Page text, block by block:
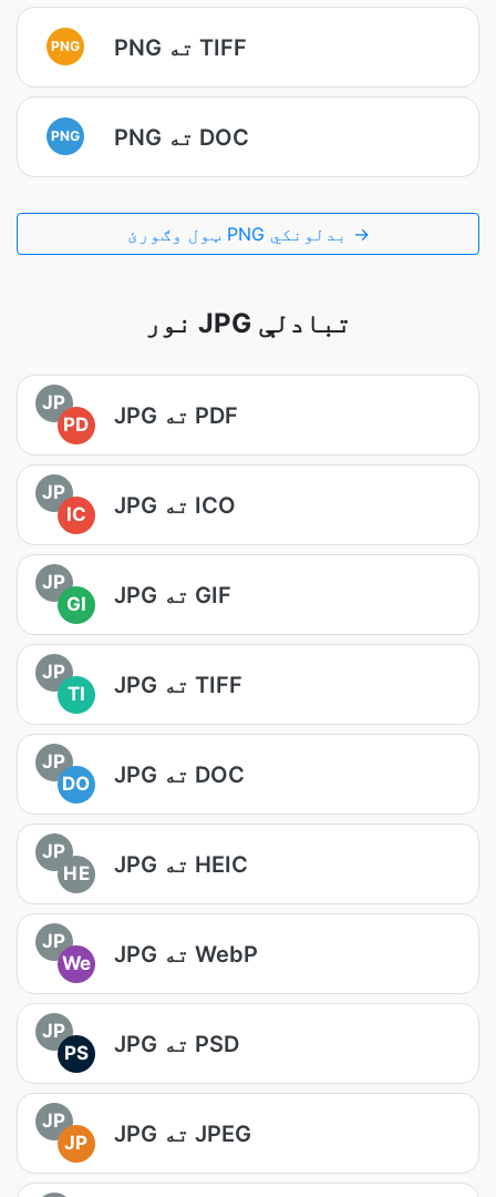
PNG PNG ته TIFF
PNG PNG ته DOC
ټول وګورئ PNG بدلونکي →
نور JPG تبادلې
JP
PD
JPG ته PDF
JP
IC
JPG ته ICO
JP
GI
JPG ته GIF
JP
TI
JPG ته TIFF
JP
DO
JPG ته DOC
JP
HE
JPG ته HEIC
JP
We
JPG ته WebP
JP
PS
JPG ته PSD
JP
JP
JPG ته JPEG